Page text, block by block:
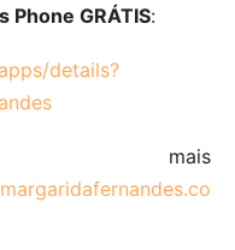
Phone GRÁTIS:
details?